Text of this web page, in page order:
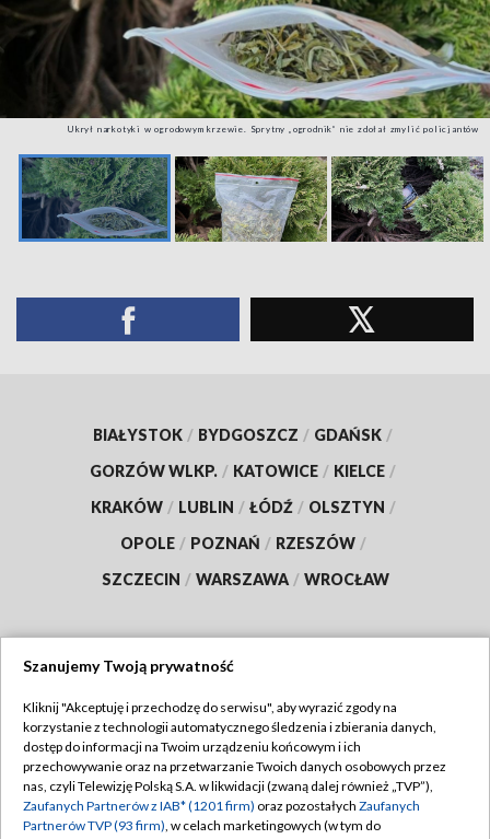
Ukrył narkotyki w ogrodowym krzewie. Sprytny „ogrodnik” nie zdołał zmylić policjantów
BIAŁYSTOK / BYDGOSZCZ / GDAŃSK /
GORZÓW WLKP. / KATOWICE / KIELCE /
KRAKÓW / LUBLIN / ŁÓDŹ / OLSZTYN /
OPOLE / POZNAŃ / RZESZÓW /
SZCZECIN / WARSZAWA / WROCŁAW
TVP
Abonament TVP
Emisja w TVP
Regulamin TVP
Polityka prywatności
Szanujemy Twoją prywatność
Kliknij "Akceptuję i przechodzę do serwisu", aby wyrazić zgody na
korzystanie z technologii automatycznego śledzenia i zbierania danych,
dostęp do informacji na Twoim urządzeniu końcowym i ich
przechowywanie oraz na przetwarzanie Twoich danych osobowych przez
nas, czyli Telewizję Polską S.A. w likwidacji (zwaną dalej również „TVP”),
Zaufanych Partnerów z IAB* (1201 firm) oraz pozostałych Zaufanych
Partnerów TVP (93 firm), w celach marketingowych (w tym do